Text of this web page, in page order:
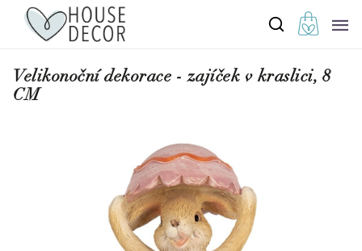
Velikonoční dekorace - zajíček v kraslici, 8
CM